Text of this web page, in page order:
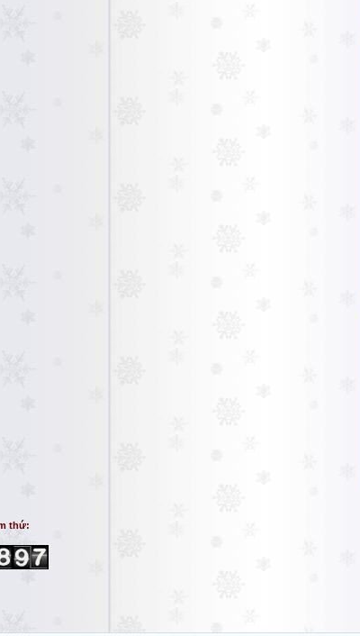
thứ: